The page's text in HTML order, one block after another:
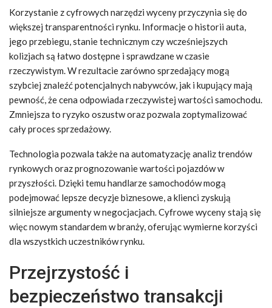
Korzystanie z cyfrowych narzędzi wyceny przyczynia się do
większej transparentności rynku. Informacje o historii auta,
jego przebiegu, stanie technicznym czy wcześniejszych
kolizjach są łatwo dostępne i sprawdzane w czasie
rzeczywistym. W rezultacie zarówno sprzedający mogą
szybciej znaleźć potencjalnych nabywców, jak i kupujący mają
pewność, że cena odpowiada rzeczywistej wartości samochodu.
Zmniejsza to ryzyko oszustw oraz pozwala zoptymalizować
cały proces sprzedażowy.
Technologia pozwala także na automatyzację analiz trendów
rynkowych oraz prognozowanie wartości pojazdów w
przyszłości. Dzięki temu handlarze samochodów mogą
podejmować lepsze decyzje biznesowe, a klienci zyskują
silniejsze argumenty w negocjacjach. Cyfrowe wyceny stają się
więc nowym standardem w branży, oferując wymierne korzyści
dla wszystkich uczestników rynku.
Przejrzystość i
bezpieczeństwo transakcji